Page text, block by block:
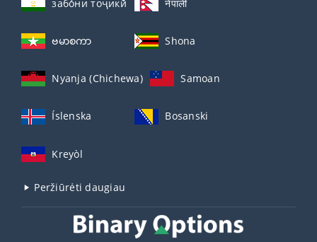
забо́ни тоҷикӣ́ नेपाली
ဗမာစကာ Shona
Nyanja (Chichewa) Samoan
Íslenska Bosanski
Kreyòl
Peržiūrėti daugiau